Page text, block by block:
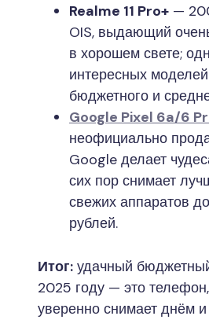
Realme 11 Pro+ —
OIS, выдающий
в хорошем свете;
интересных
бюджетного и
Google Pixel 6a/6
неофициально
Google делает
сих пор снимает
свежих аппаратов
рублей.
Итог: удачный
2025 году — это
уверенно снимает днём